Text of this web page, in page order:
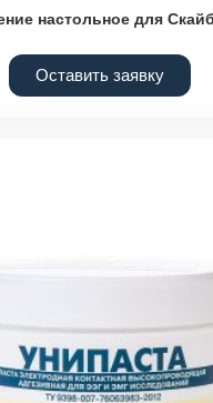
настольное для
Оставить заявку